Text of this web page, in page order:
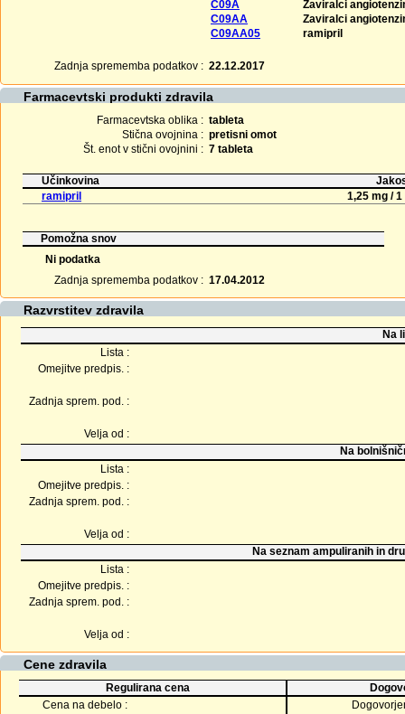
C09A
Zaviralci
C09AA
Zaviralci
C09AA05
ramipril
Zadnja sprememba podatkov : 22.12.2017
Farmacevtski produkti zdravila
Farmacevtska oblika : tableta
Stična ovojnina : pretisni omot
Št. enot v stični ovojnini : 7 tableta
Učinkovina
ramipril
1,25 mg /
Pomožna snov
Ni podatka
Zadnja sprememba podatkov : 17.04.2012
Razvrstitev zdravila
Na
Lista :
Omejitve predpis. :
Zadnja sprem. pod. :
Velja od :
Na
Lista :
Omejitve predpis. :
Zadnja sprem. pod. :
Velja od :
Na seznam ampuliranih in
Lista :
Omejitve predpis. :
Zadnja sprem. pod. :
Velja od :
Cene zdravila
Regulirana cena
Cena na debelo :